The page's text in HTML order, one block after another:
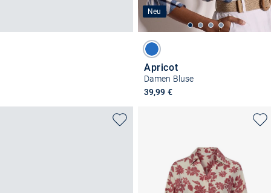
Neu
Apricot
Damen Bluse
39,99 €